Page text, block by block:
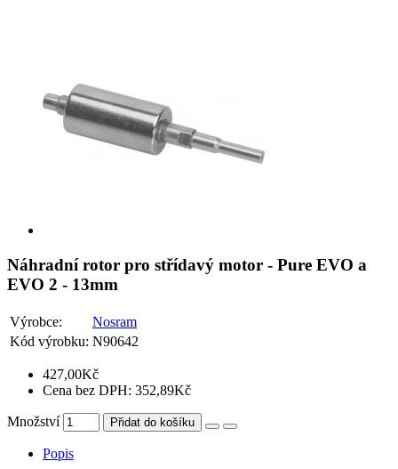
Náhradní rotor pro střídavý motor - Pure EVO a
EVO 2 - 13mm
Výrobce:
Nosram
Kód výrobku: N90642
427,00Kč
Cena bez DPH: 352,89Kč
Množství Přidat do košíku
Popis